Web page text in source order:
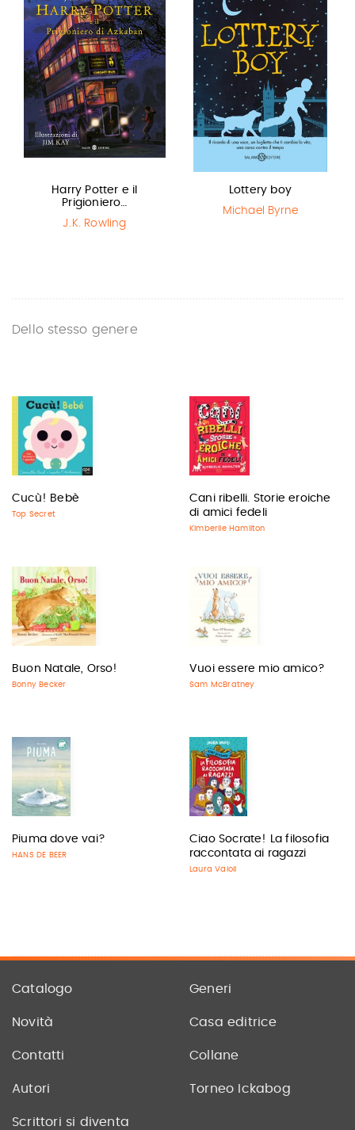
Harry Potter e il
Prigioniero…
J.K. Rowling
Lottery boy
Michael Byrne
Dello stesso genere
Cucù! Bebè
Top Secret
Cani ribelli. Storie eroiche
di amici fedeli
Kimberlie Hamilton
Buon Natale, Orso!
Bonny Becker
Vuoi essere mio amico?
Sam McBratney
Piuma dove vai?
HANS DE BEER
Ciao Socrate! La filosofia
raccontata ai ragazzi
Laura Vaioli
Catalogo Generi
Novità Casa editrice
Contatti Collane
Autori Torneo Ickabog
Scrittori si diventa